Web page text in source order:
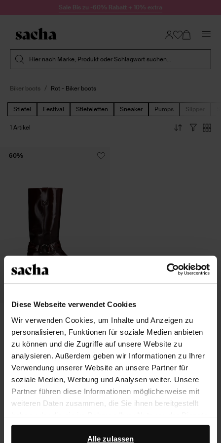
Diese Webseite verwendet Cookies
Wir verwenden Cookies, um Inhalte und Anzeigen zu
personalisieren, Funktionen für soziale Medien anbieten
zu können und die Zugriffe auf unsere Website zu
analysieren. Außerdem geben wir Informationen zu Ihrer
Verwendung unserer Website an unsere Partner für
soziale Medien, Werbung und Analysen weiter. Unsere
Partner führen diese Informationen möglicherweise mit
weiteren Daten zusammen, die Sie ihnen bereitgestellt
haben oder die sie im Rahmen Ihrer Nutzung der Dienste
gesammelt haben.
Alle zulassen
Zum Inhalt springenSale Bis zu -60% Rabatt + 10% extra
Hier nach Marke, Produkt oder Schlagwort suchen...
Biker boots Rot - Biker boots
Stiefel Festival Stiefeletten Sneaker Pumps Slipper
1 Artikel
186.00
74.40
- 60%
Über Sacha
Versand und Lieferung